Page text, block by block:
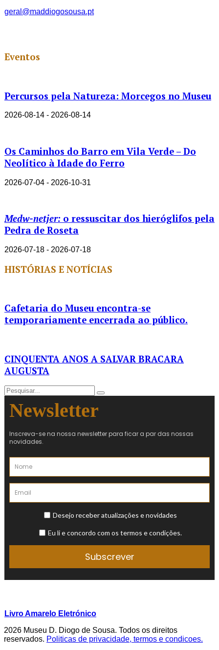
geral@maddiogosousa.pt
Eventos
Percursos pela Natureza: Morcegos no Museu
2026-08-14 - 2026-08-14
Os Caminhos do Barro em Vila Verde – Do
Neolítico à Idade do Ferro
2026-07-04 - 2026-10-31
Medw-netjer: o ressuscitar dos hieróglifos pela
Pedra de Roseta
2026-07-18 - 2026-07-18
HISTÓRIAS E NOTÍCIAS
Cafetaria do Museu encontra-se
temporariamente encerrada ao público.
CINQUENTA ANOS A SALVAR BRACARA
AUGUSTA
Livro Amarelo Eletrónico
2026 Museu D. Diogo de Sousa. Todos os direitos
reservados. Politicas de privacidade, termos e condicoes.